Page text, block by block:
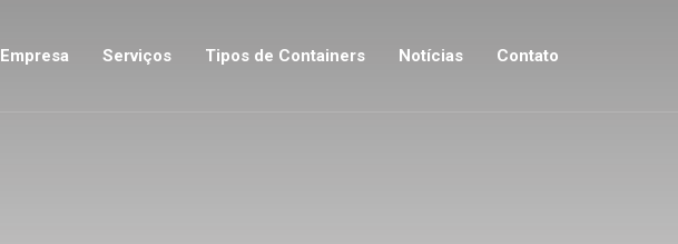
Serviços Tipos de Containers Notícias Contato